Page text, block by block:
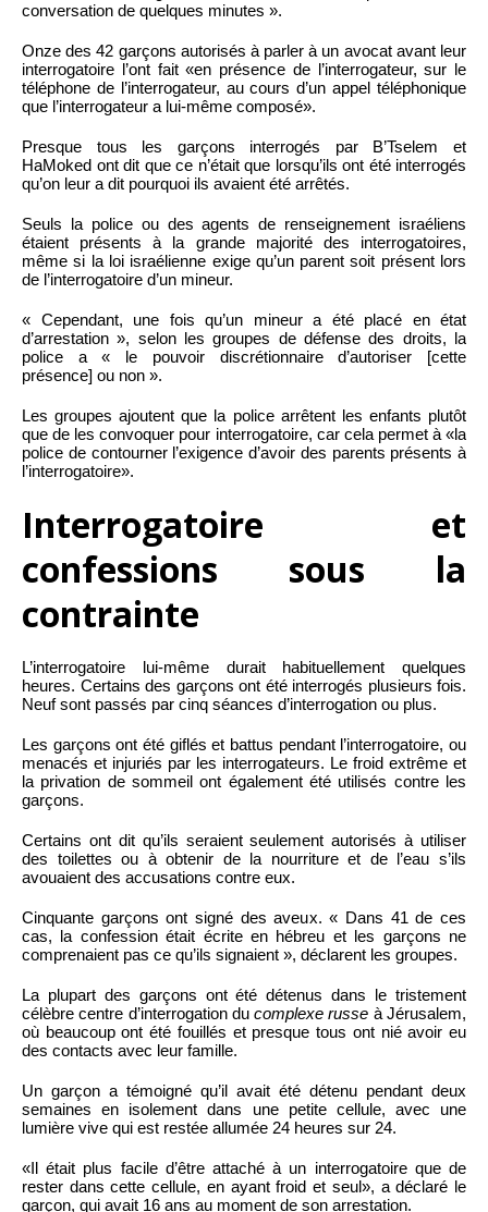
conversation de quelques minutes ».
Onze des 42 garçons autorisés à parler à un avocat avant leur
interrogatoire l’ont fait «en présence de l’interrogateur, sur le
téléphone de l’interrogateur, au cours d’un appel téléphonique
que l’interrogateur a lui-même composé».
Presque tous les garçons interrogés par B’Tselem et
HaMoked ont dit que ce n’était que lorsqu’ils ont été interrogés
qu’on leur a dit pourquoi ils avaient été arrêtés.
Seuls la police ou des agents de renseignement israéliens
étaient présents à la grande majorité des interrogatoires,
même si la loi israélienne exige qu’un parent soit présent lors
de l’interrogatoire d’un mineur.
« Cependant, une fois qu’un mineur a été placé en état
d’arrestation », selon les groupes de défense des droits, la
police a « le pouvoir discrétionnaire d’autoriser [cette
présence] ou non ».
Les groupes ajoutent que la police arrêtent les enfants plutôt
que de les convoquer pour interrogatoire, car cela permet à «la
police de contourner l’exigence d’avoir des parents présents à
l’interrogatoire».
Interrogatoire et
confessions sous la
contrainte
L’interrogatoire lui-même durait habituellement quelques
heures. Certains des garçons ont été interrogés plusieurs fois.
Neuf sont passés par cinq séances d’interrogation ou plus.
Les garçons ont été giflés et battus pendant l’interrogatoire, ou
menacés et injuriés par les interrogateurs. Le froid extrême et
la privation de sommeil ont également été utilisés contre les
garçons.
Certains ont dit qu’ils seraient seulement autorisés à utiliser
des toilettes ou à obtenir de la nourriture et de l’eau s’ils
avouaient des accusations contre eux.
Cinquante garçons ont signé des aveux. « Dans 41 de ces
cas, la confession était écrite en hébreu et les garçons ne
comprenaient pas ce qu’ils signaient », déclarent les groupes.
La plupart des garçons ont été détenus dans le tristement
célèbre centre d’interrogation ducomplexe russe à Jérusalem,
où beaucoup ont été fouillés et presque tous ont nié avoir eu
des contacts avec leur famille.
Un garçon a témoigné qu’il avait été détenu pendant deux
semaines en isolement dans une petite cellule, avec une
lumière vive qui est restée allumée 24 heures sur 24.
«Il était plus facile d’être attaché à un interrogatoire que de
rester dans cette cellule, en ayant froid et seul», a déclaré le
garçon, qui avait 16 ans au moment de son arrestation.